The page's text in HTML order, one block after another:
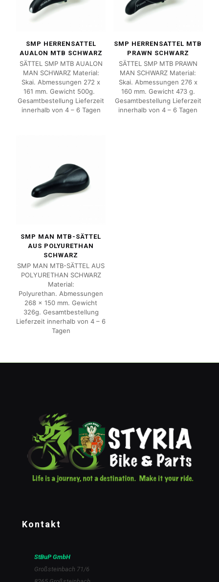
SMP HERRENSATTEL
AUALON MTB SCHWARZ
SÄTTEL SMP MTB AUALON
MAN SCHWARZ Material:
Skai. Abmessungen 272 x
161 mm. Gewicht 500g.
Gesamtbestellung Lieferzeit
innerhalb von 4 – 6 Tagen
SMP HERRENSATTEL MTB
PRAWN SCHWARZ
SÄTTEL SMP MTB PRAWN
MAN SCHWARZ Material:
Skai. Abmessungen 276 x
160 mm. Gewicht 473 g.
Gesamtbestellung Lieferzeit
innerhalb von 4 – 6 Tagen
SMP MAN MTB-SÄTTEL
AUS POLYURETHAN
SCHWARZ
SMP MAN MTB-SÄTTEL AUS
POLYURETHAN SCHWARZ
Material:
Polyurethan. Abmessungen
268 x 150 mm. Gewicht
326g. Gesamtbestellung
Lieferzeit innerhalb von 4 – 6
Tagen
Kontakt
StBuP GmbH
Großsteinbach 71/6